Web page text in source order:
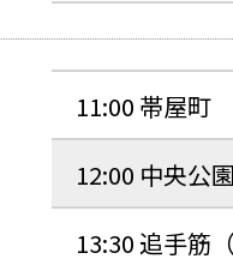
11:00 帯屋町
12:00 中央公園
13:30 追手筋（